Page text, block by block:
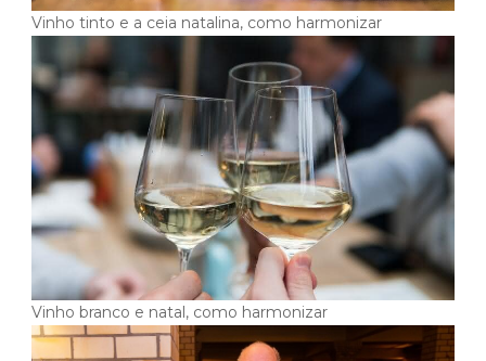
Vinho tinto e a ceia natalina, como harmonizar
Vinho branco e natal, como harmonizar